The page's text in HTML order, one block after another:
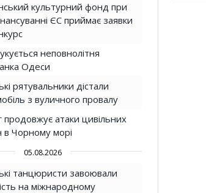
культурний фонд при
ЄС приймає заявки
неповнолітня
Одеси
рятувальники дістали
з вуличного провалу
продовжує атаки цивільних
в Чорному морі
05.08.2026
танцюристи завоювали
на міжнародному